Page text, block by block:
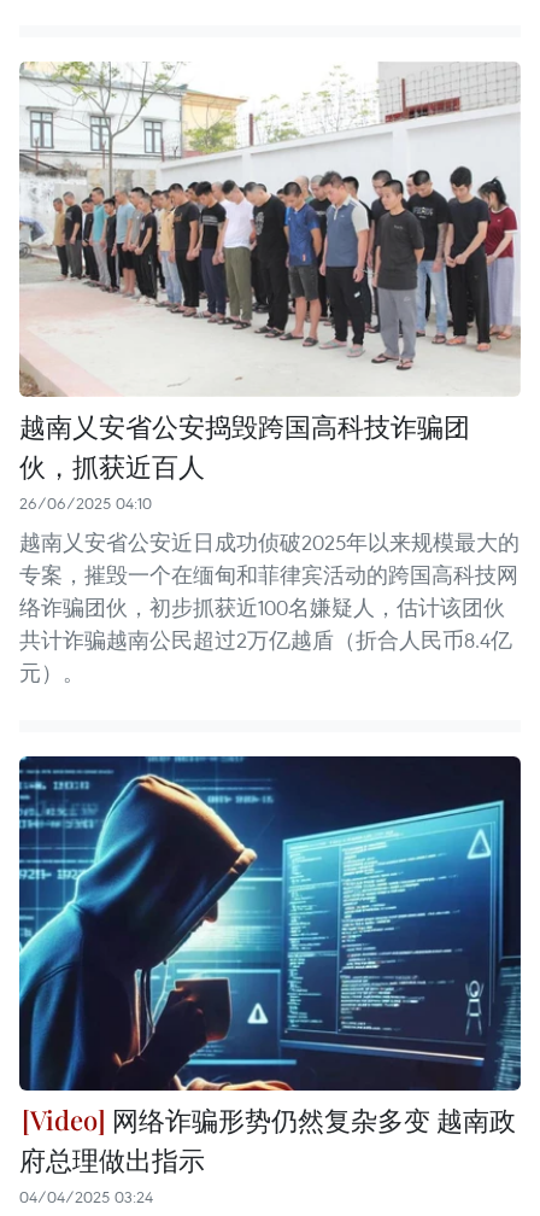
越南乂安省公安捣毁跨国高科技诈骗团
伙，抓获近百人
26/06/2025 04:10
越南乂安省公安近日成功侦破2025年以来规模最大的
专案，摧毁一个在缅甸和菲律宾活动的跨国高科技网
络诈骗团伙，初步抓获近100名嫌疑人，估计该团伙
共计诈骗越南公民超过2万亿越盾（折合人民币8.4亿
元）。
网络诈骗形势仍然复杂多变 越南政
府总理做出指示
04/04/2025 03:24